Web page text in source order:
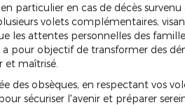
particulier en cas de décès
volets complémentaires,
les attentes personnelles des
pour objectif de transformer des
et maîtrisé.
des obsèques, en respectant vos
sécuriser l'avenir et préparer